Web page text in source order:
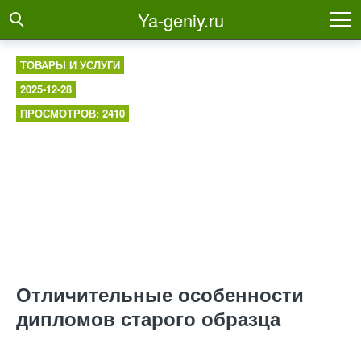
Ya-geniy.ru
ТОВАРЫ И УСЛУГИ
2025-12-28
ПРОСМОТРОВ: 2410
Отличительные особенности
дипломов старого образца